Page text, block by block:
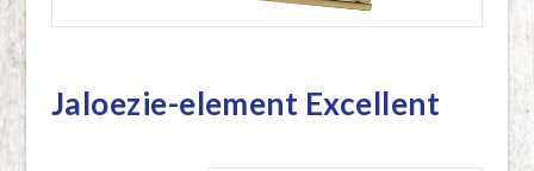
Jaloezie-element Excellent